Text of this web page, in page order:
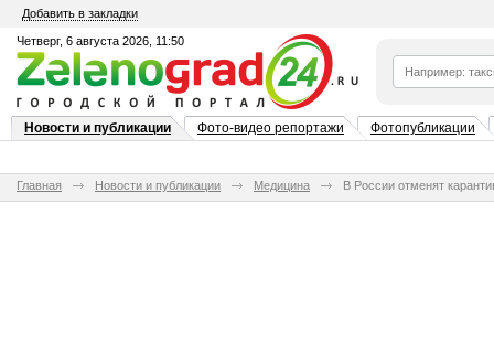
Добавить в закладки
Четверг, 6 августа 2026, 11:50
Новости и публикации Фото-видео репортажи Фотопубликации
Главная Новости и публикации Медицина В России отменят